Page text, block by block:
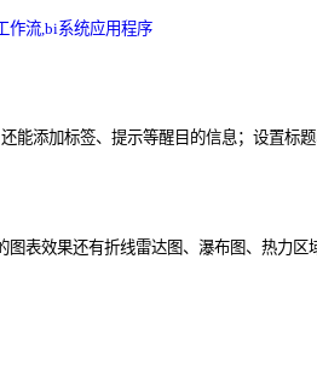
能添加标签、提示等醒目的信息；设置标
图表效果还有折线雷达图、瀑布图、热力